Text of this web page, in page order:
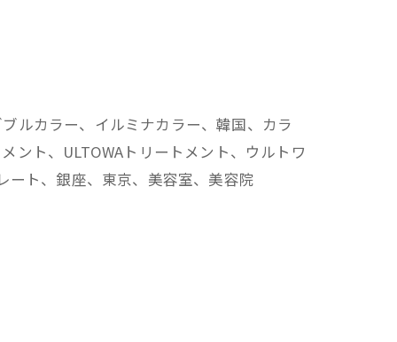
ルカラー、イルミナカラー、韓国、カラ
ント、ULTOWAトリートメント、ウルトワ
ート、銀座、東京、美容室、美容院